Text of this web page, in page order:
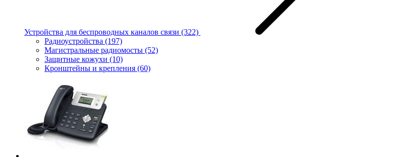
Устройства для беспроводных каналов связи (322)
Радиоустройства (197)
Магистральные радиомосты (52)
Защитные кожухи (10)
Кронштейны и крепления (60)